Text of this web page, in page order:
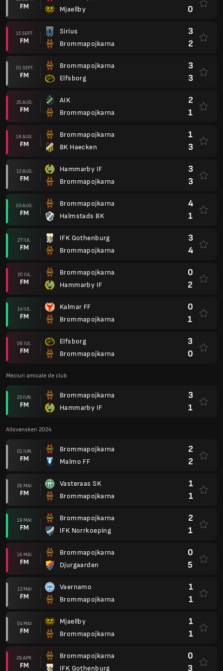
FM
Mjaellby
0
15 SEPT.
FM
Sirius
Brommapojkarna
3
2
01 SEPT.
FM
Brommapojkarna
Elfsborg
3
3
25 AUG.
FM
AIK
Brommapojkarna
2
1
18 AUG.
FM
Brommapojkarna
BK Haecken
1
3
12 AUG.
FM
Hammarby IF
Brommapojkarna
3
3
03 AUG.
FM
Brommapojkarna
Halmstads BK
4
1
27 IUL.
FM
IFK Gothenburg
Brommapojkarna
3
4
20 IUL.
FM
Brommapojkarna
Hammarby IF
0
2
14 IUL.
FM
Kalmar FF
Brommapojkarna
0
1
06 IUL.
FM
Elfsborg
Brommapojkarna
3
0
Meciuri amicale de club
23 IUN.
FM
Brommapojkarna
Hammarby IF
3
1
Allsvensken 2024
01 IUN.
FM
Brommapojkarna
Malmo FF
2
2
26 MAI
FM
Vasteraas SK
Brommapojkarna
1
1
19 MAI
FM
Brommapojkarna
IFK Norrkoeping
2
1
16 MAI
FM
Brommapojkarna
Djurgaarden
0
5
12 MAI
FM
Vaernamo
Brommapojkarna
1
1
04 MAI
FM
Mjaellby
Brommapojkarna
1
1
29 APR.
FM
Brommapojkarna
IFK Gothenburg
0
3